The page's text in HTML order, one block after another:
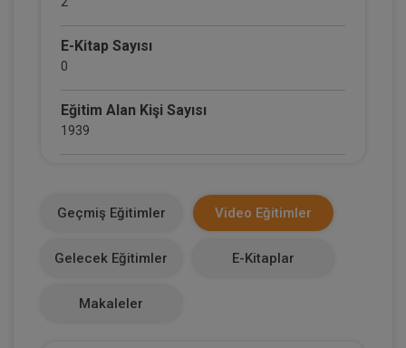
E-Kitap Sayısı
0
Eğitim Alan Kişi Sayısı
1939
0
Geçmiş Eğitimler Video Eğitimler
Gelecek Eğitimler E-Kitaplar
Makaleler